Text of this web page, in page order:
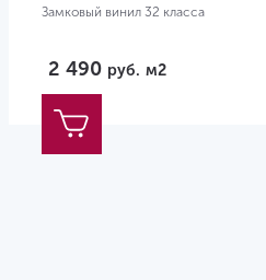
Замковый винил 32 класса
2 490 руб. м2